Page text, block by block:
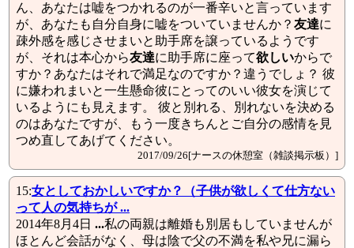
ん、あなたは嘘をつかれるのが一番辛いと言っています
が、あなたも自分自身に嘘をついていませんか？ 友達に
疎外感を感じさせまいと助手席を譲っているようです
が、それは本心から友達に助手席に座って欲しいからで
すか？あなたはそれで満足なのですか？違うでしょ？ 彼
に嫌われまいと一生懸命彼にとってのいい彼女を演じて
いるようにも見えます。 彼と別れる、別れないを決める
のはあなたですが、もう一度きちんとご自分の感情を見
つめ直してあげてください。
2017/09/26[ナースの休憩室（雑談掲示板）]
15:女としておかしいですか？（子供が欲しくて仕方ない
って人の気持ちが ...
2014年8月4日 ...私の両親は離婚も別居もしていませんが
ほとんど会話がなく、母は陰で父の不満を私や兄に漏ら